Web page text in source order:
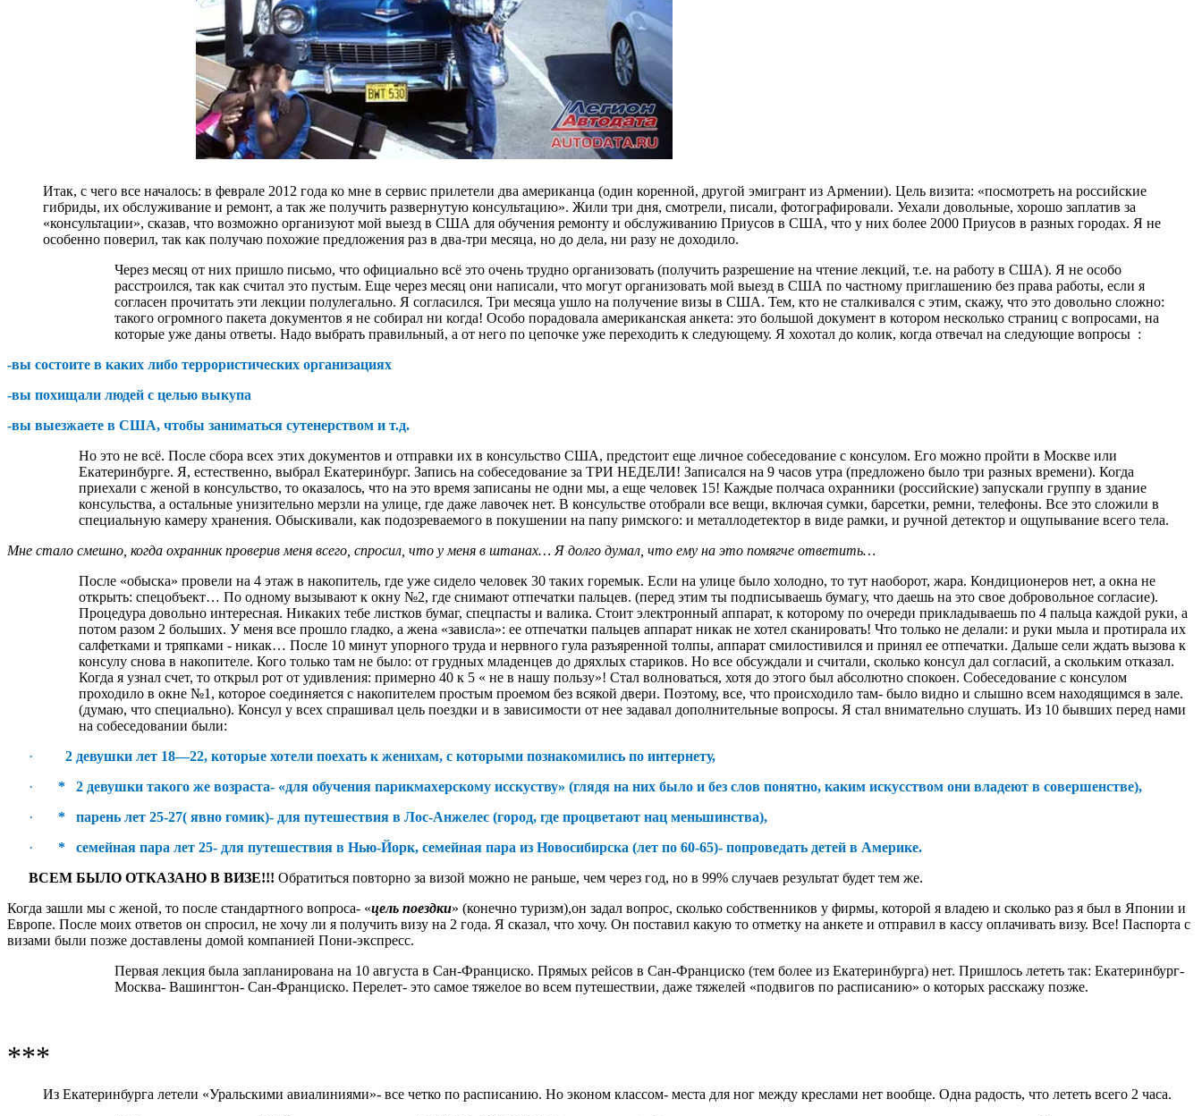
Итак, с чего все началось: в феврале 2012 года ко мне в сервис прилетели два американца (один коренной, другой эмигрант из Армении). Цель визита: «посмотреть на российские
гибриды, их обслуживание и ремонт, а так же получить развернутую консультацию». Жили три дня, смотрели, писали, фотографировали. Уехали довольные, хорошо заплатив за
«консультации», сказав, что возможно организуют мой выезд в США для обучения ремонту и обслуживанию Приусов в США, что у них более 2000 Приусов в разных городах. Я не
особенно поверил, так как получаю похожие предложения раз в два-три месяца, но до дела, ни разу не доходило.
Через месяц от них пришло письмо, что официально всё это очень трудно организовать (получить разрешение на чтение лекций, т.е. на работу в США). Я не особо
расстроился, так как считал это пустым. Еще через месяц они написали, что могут организовать мой выезд в США по частному приглашению без права работы, если я
согласен прочитать эти лекции полулегально. Я согласился. Три месяца ушло на получение визы в США. Тем, кто не сталкивался с этим, скажу, что это довольно сложно:
такого огромного пакета документов я не собирал ни когда! Особо порадовала американская анкета: это большой документ в котором несколько страниц с вопросами, на
которые уже даны ответы. Надо выбрать правильный, а от него по цепочке уже переходить к следующему. Я хохотал до колик, когда отвечал на следующие вопросы :
-вы состоите в каких либо террористических организациях
-вы похищали людей с целью выкупа
-вы выезжаете в США, чтобы заниматься сутенерством и т.д.
Но это не всё. После сбора всех этих документов и отправки их в консульство США, предстоит еще личное собеседование с консулом. Его можно пройти в Москве или
Екатеринбурге. Я, естественно, выбрал Екатеринбург. Запись на собеседование за ТРИ НЕДЕЛИ! Записался на 9 часов утра (предложено было три разных времени). Когда
приехали с женой в консульство, то оказалось, что на это время записаны не одни мы, а еще человек 15! Каждые полчаса охранники (российские) запускали группу в здание
консульства, а остальные унизительно мерзли на улице, где даже лавочек нет. В консульстве отобрали все вещи, включая сумки, барсетки, ремни, телефоны. Все это сложили в
специальную камеру хранения. Обыскивали, как подозреваемого в покушении на папу римского: и металлодетектор в виде рамки, и ручной детектор и ощупывание всего тела.
Мне стало смешно, когда охранник проверив меня всего, спросил, что у меня в штанах… Я долго думал, что ему на это помягче ответить…
После «обыска» провели на 4 этаж в накопитель, где уже сидело человек 30 таких горемык. Если на улице было холодно, то тут наоборот, жара. Кондиционеров нет, а окна не
открыть: спецобъект… По одному вызывают к окну №2, где снимают отпечатки пальцев. (перед этим ты подписываешь бумагу, что даешь на это свое добровольное согласие).
Процедура довольно интересная. Никаких тебе листков бумаг, спецпасты и валика. Стоит электронный аппарат, к которому по очереди прикладываешь по 4 пальца каждой руки, а
потом разом 2 больших. У меня все прошло гладко, а жена «зависла»: ее отпечатки пальцев аппарат никак не хотел сканировать! Что только не делали: и руки мыла и протирала их
салфетками и тряпками - никак… После 10 минут упорного труда и нервного гула разъяренной толпы, аппарат смилостивился и принял ее отпечатки. Дальше сели ждать вызова к
консулу снова в накопителе. Кого только там не было: от грудных младенцев до дряхлых стариков. Но все обсуждали и считали, сколько консул дал согласий, а скольким отказал.
Когда я узнал счет, то открыл рот от удивления: примерно 40 к 5 « не в нашу пользу»! Стал волноваться, хотя до этого был абсолютно спокоен. Собеседование с консулом
проходило в окне №1, которое соединяется с накопителем простым проемом без всякой двери. Поэтому, все, что происходило там- было видно и слышно всем находящимся в зале.
(думаю, что специально). Консул у всех спрашивал цель поездки и в зависимости от нее задавал дополнительные вопросы. Я стал внимательно слушать. Из 10 бывших перед нами
на собеседовании были:
·
2 девушки лет 18—22, которые хотели поехать к женихам, с которыми познакомились по интернету,
·
* 2 девушки такого же возраста- «для обучения парикмахерскому исскуству» (глядя на них было и без слов понятно, каким искусством они владеют в совершенстве),
·
* парень лет 25-27( явно гомик)- для путешествия в Лос-Анжелес (город, где процветают нац меньшинства),
·
* семейная пара лет 25- для путешествия в Нью-Йорк, семейная пара из Новосибирска (лет по 60-65)- попроведать детей в Америке.
ВСЕМ БЫЛО ОТКАЗАНО В ВИЗЕ!!! Обратиться повторно за визой можно не раньше, чем через год, но в 99% случаев результат будет тем же.
Когда зашли мы с женой, то после стандартного вопроса- «цель поездки» (конечно туризм),он задал вопрос, сколько собственников у фирмы, которой я владею и сколько раз я был в Японии и
Европе. После моих ответов он спросил, не хочу ли я получить визу на 2 года. Я сказал, что хочу. Он поставил какую то отметку на анкете и отправил в кассу оплачивать визу. Все! Паспорта с
визами были позже доставлены домой компанией Пони-экспресс.
Первая лекция была запланирована на 10 августа в Сан-Франциско. Прямых рейсов в Сан-Франциско (тем более из Екатеринбурга) нет. Пришлось лететь так: Екатеринбург-
Москва- Вашингтон- Сан-Франциско. Перелет- это самое тяжелое во всем путешествии, даже тяжелей «подвигов по расписанию» о которых расскажу позже.
***
Из Екатеринбурга летели «Уральскими авиалиниями»- все четко по расписанию. Но эконом классом- места для ног между креслами нет вообще. Одна радость, что лететь всего 2 часа.